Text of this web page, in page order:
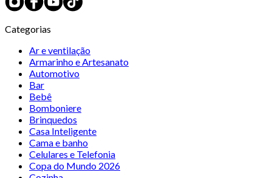
Categorias
Ar e ventilação
Armarinho e Artesanato
Automotivo
Bar
Bebê
Bomboniere
Brinquedos
Casa Inteligente
Cama e banho
Celulares e Telefonia
Copa do Mundo 2026